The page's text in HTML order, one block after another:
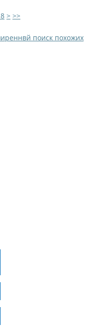
> >>
поиск похожих